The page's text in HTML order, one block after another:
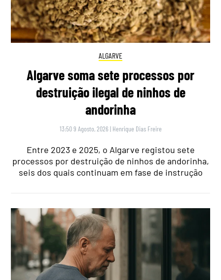
ALGARVE
Algarve soma sete processos por
destruição ilegal de ninhos de
andorinha
13:50 9 Agosto, 2026 | Henrique Dias Freire
Entre 2023 e 2025, o Algarve registou sete
processos por destruição de ninhos de andorinha,
seis dos quais continuam em fase de instrução